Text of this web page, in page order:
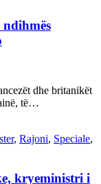
ndihmës
dhe britanikët
të…
, Rajoni, Speciale,
kryeministri i